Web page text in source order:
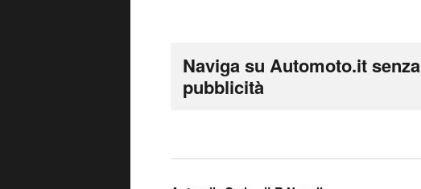
Naviga su Automoto.it senza
pubblicità